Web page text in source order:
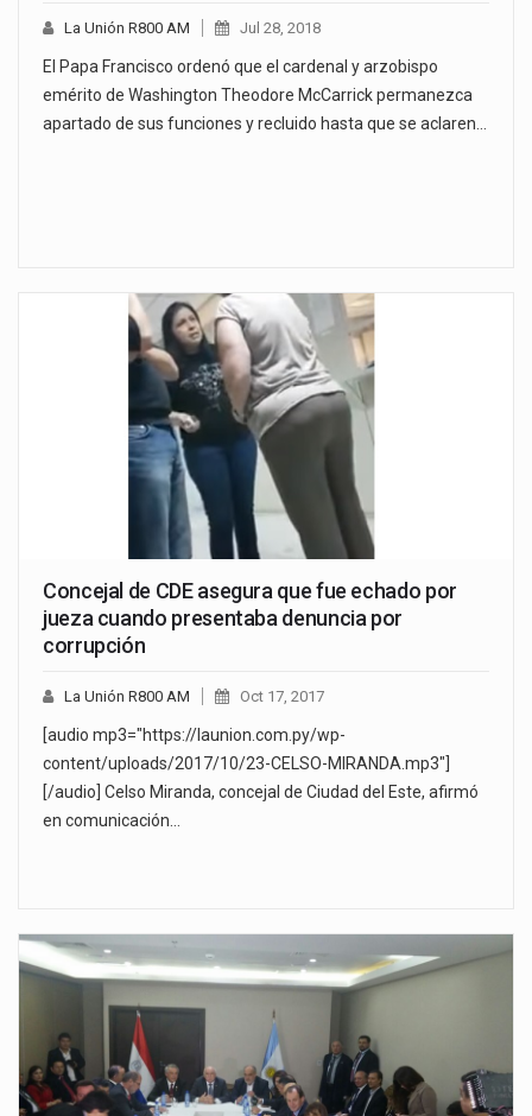
La Unión R800 AM Jul 28, 2018
El Papa Francisco ordenó que el cardenal y arzobispo
emérito de Washington Theodore McCarrick permanezca
apartado de sus funciones y recluido hasta que se aclaren…
Concejal de CDE asegura que fue echado por
jueza cuando presentaba denuncia por
corrupción
La Unión R800 AM Oct 17, 2017
[audio mp3="https://launion.com.py/wp-
content/uploads/2017/10/23-CELSO-MIRANDA.mp3"]
[/audio] Celso Miranda, concejal de Ciudad del Este, afirmó
en comunicación…